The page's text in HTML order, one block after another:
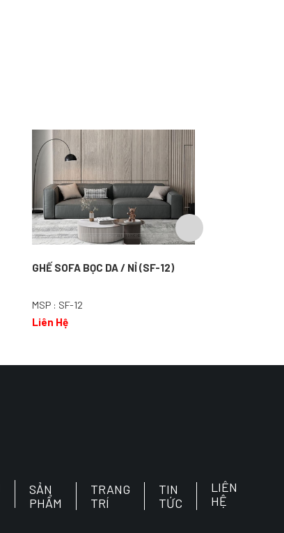
GHẾ SOFA BỌC DA / NỈ (SF-12)
MSP : SF-12
Liên Hệ
SẢN
PHẨM
TRANG
TRÍ
TIN
TỨC
LIÊN
HỆ